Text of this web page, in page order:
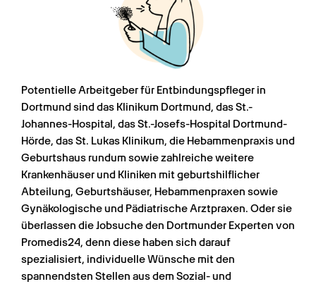
Potentielle Arbeitgeber für Entbindungspfleger in
Dortmund sind das Klinikum Dortmund, das St.-
Johannes-Hospital, das St.-Josefs-Hospital Dortmund-
Hörde, das St. Lukas Klinikum, die Hebammenpraxis und
Geburtshaus rundum sowie zahlreiche weitere
Krankenhäuser und Kliniken mit geburtshilflicher
Abteilung, Geburtshäuser, Hebammenpraxen sowie
Gynäkologische und Pädiatrische Arztpraxen. Oder sie
überlassen die Jobsuche den Dortmunder Experten von
Promedis24, denn diese haben sich darauf
spezialisiert, individuelle Wünsche mit den
spannendsten Stellen aus dem Sozial- und